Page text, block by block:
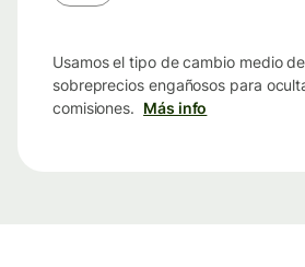
Usamos el tipo de cambio medio
sobreprecios engañosos para
comisiones. Más info